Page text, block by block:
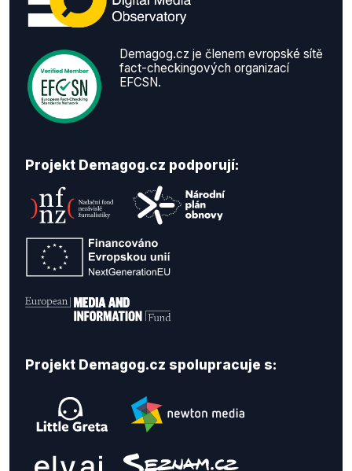
Demagog.cz je členem evropské sítě
fact-checkingových organizací
EFCSN.
Projekt Demagog.cz podporují:
Projekt Demagog.cz spolupracuje s: